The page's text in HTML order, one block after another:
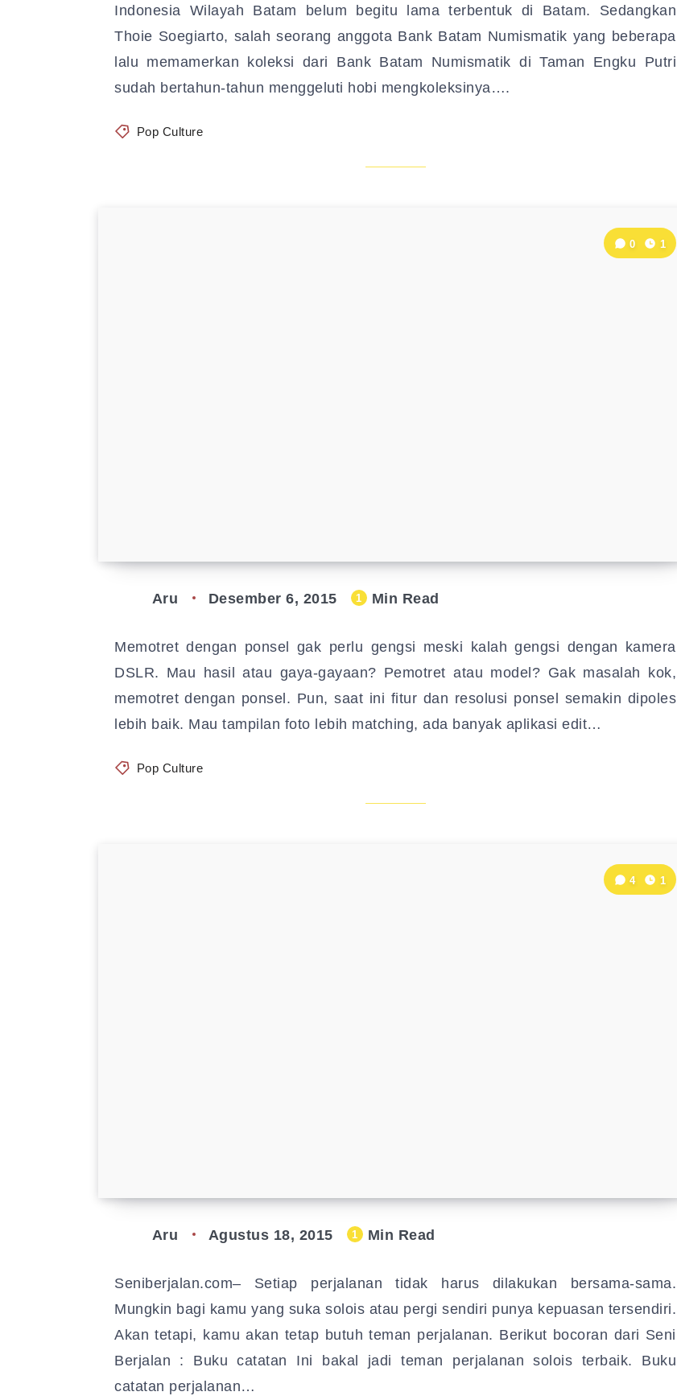
Indonesia Wilayah Batam belum begitu lama terbentuk di Batam. Sedangkan
Thoie Soegiarto, salah seorang anggota Bank Batam Numismatik yang beberapa
lalu memamerkan koleksi dari Bank Batam Numismatik di Taman Engku Putri
sudah bertahun-tahun menggeluti hobi mengkoleksinya….
Pop Culture
0 1
Aru Desember 6, 2015 1 Min Read
Memotret dengan ponsel gak perlu gengsi meski kalah gengsi dengan kamera
DSLR. Mau hasil atau gaya-gayaan? Pemotret atau model? Gak masalah kok,
memotret dengan ponsel. Pun, saat ini fitur dan resolusi ponsel semakin dipoles
lebih baik. Mau tampilan foto lebih matching, ada banyak aplikasi edit…
Pop Culture
4 1
Aru Agustus 18, 2015 1 Min Read
Seniberjalan.com– Setiap perjalanan tidak harus dilakukan bersama-sama.
Mungkin bagi kamu yang suka solois atau pergi sendiri punya kepuasan tersendiri.
Akan tetapi, kamu akan tetap butuh teman perjalanan. Berikut bocoran dari Seni
Berjalan : Buku catatan Ini bakal jadi teman perjalanan solois terbaik. Buku
catatan perjalanan…